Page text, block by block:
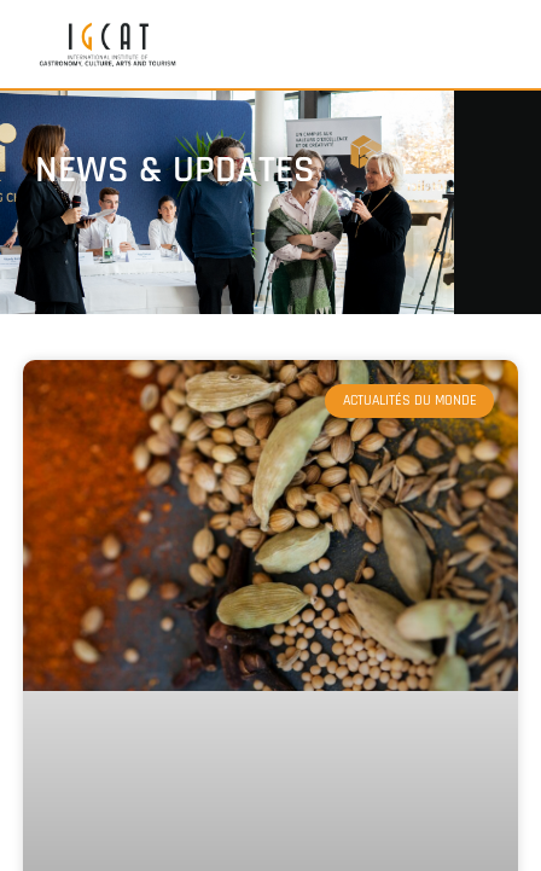
NEWS & UPDATES
ACTUALITÉS DU MONDE